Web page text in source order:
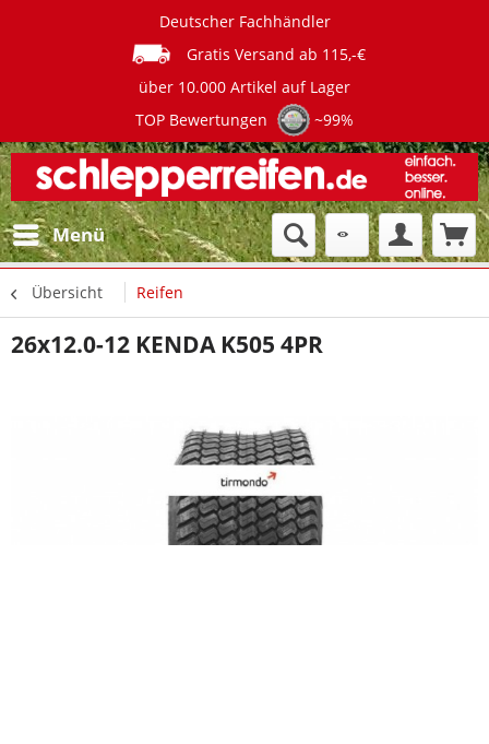
Deutscher Fachhändler
Gratis Versand ab 115,-€
über 10.000 Artikel auf Lager
TOP Bewertungen
~99%
Menü
Übersicht Reifen
26x12.0-12 KENDA K505 4PR